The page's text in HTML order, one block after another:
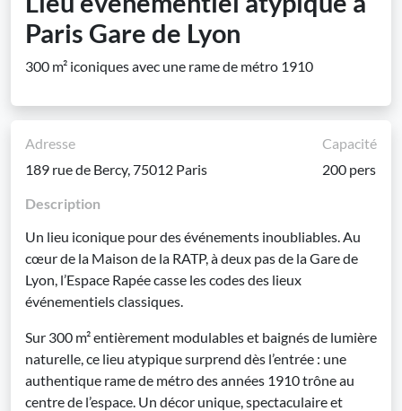
Paris Gare de Lyon
300 m² iconiques avec une rame de métro 1910
Adresse
189 rue de Bercy, 75012 Paris
Capacité
200 pers
Description
Un lieu iconique pour des événements inoubliables. Au
cœur de la Maison de la RATP, à deux pas de la Gare de
Lyon, l’Espace Rapée casse les codes des lieux
événementiels classiques.
Sur 300 m² entièrement modulables et baignés de lumière
naturelle, ce lieu atypique surprend dès l’entrée : une
authentique rame de métro des années 1910 trône au
centre de l’espace. Un décor unique, spectaculaire et